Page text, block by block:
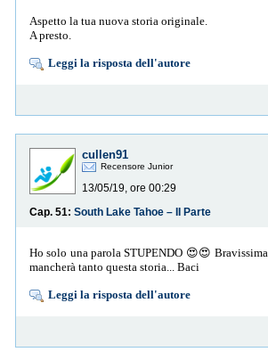
Aspetto la tua nuova storia originale.
A presto.
Leggi la risposta dell'autore
cullen91
Recensore Junior
13/05/19, ore 00:29
Cap. 51: South Lake Tahoe – II Parte
Ho solo una parola STUPENDO 😍😍
mancherà tanto questa storia... Baci
Leggi la risposta dell'autore